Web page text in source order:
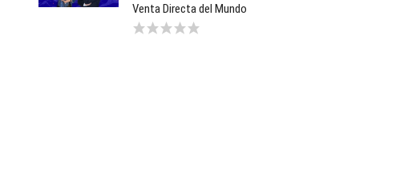
Venta Directa del Mundo